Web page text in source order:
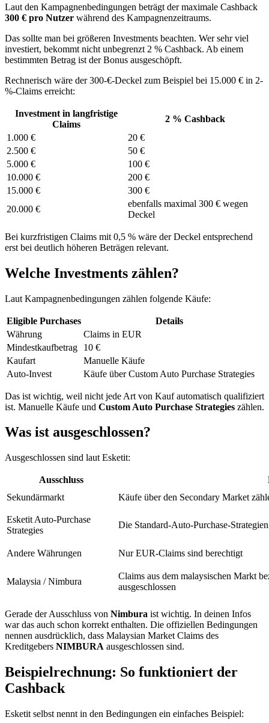
Laut den Kampagnenbedingungen beträgt der maximale Cashback
300 € pro Nutzer während des Kampagnenzeitraums.
Das sollte man bei größeren Investments beachten. Wer sehr viel
investiert, bekommt nicht unbegrenzt 2 % Cashback. Ab einem
bestimmten Betrag ist der Bonus ausgeschöpft.
Rechnerisch wäre der 300-€-Deckel zum Beispiel bei 15.000 € in 2-
%-Claims erreicht:
Investment in langfristige
Claims
2 % Cashback
1.000 €
20 €
2.500 €
50 €
5.000 €
100 €
10.000 €
200 €
15.000 €
300 €
20.000 €
ebenfalls maximal 300 € wegen
Deckel
Bei kurzfristigen Claims mit 0,5 % wäre der Deckel entsprechend
erst bei deutlich höheren Beträgen relevant.
Welche Investments zählen?
Laut Kampagnenbedingungen zählen folgende Käufe:
Eligible Purchases
Details
Währung
Claims in EUR
Mindestkaufbetrag
10 €
Kaufart
Manuelle Käufe
Auto-Invest
Käufe über Custom Auto Purchase Strategies
Das ist wichtig, weil nicht jede Art von Kauf automatisch qualifiziert
ist. Manuelle Käufe und Custom Auto Purchase Strategies zählen.
Was ist ausgeschlossen?
Ausgeschlossen sind laut Esketit:
Ausschluss
Sekundärmarkt
Käufe über den Secondary Market
Esketit Auto-Purchase
Strategies
Die Standard-Auto-Purchase-
Andere Währungen Nur EUR-Claims sind berechtigt
Malaysia / Nimbura
Claims aus dem malaysischen Markt
ausgeschlossen
Gerade der Ausschluss von Nimbura ist wichtig. In deinen Infos
war das auch schon korrekt enthalten. Die offiziellen Bedingungen
nennen ausdrücklich, dass Malaysian Market Claims des
Kreditgebers NIMBURA ausgeschlossen sind.
Beispielrechnung: So funktioniert der
Cashback
Esketit selbst nennt in den Bedingungen ein einfaches Beispiel: